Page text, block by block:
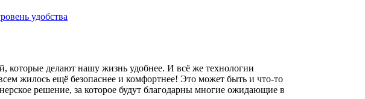
удобства
которые делают нашу жизнь удобнее. И всё же технологии
жилось ещё безопаснее и комфортнее! Это может быть и что-то
решение, за которое будут благодарны многие ожидающие в